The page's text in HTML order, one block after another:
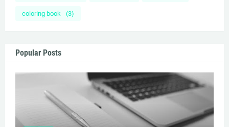
coloring book (3)
Popular Posts